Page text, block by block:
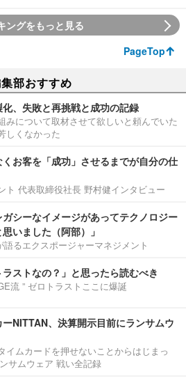
ングをもっと見る
PageTop
部おすすめ
、失敗と再挑戦と成功の記録
みについて取材させて欲しいと頼んでいた
しくなかった
くお客を「成功」させるまでが自分の仕
ト 代表取締役社長 野村健インタビュー
ガシーなイメージがあってテクノロジー
いました（阿部）」
語るエクスポージャーマネジメント
ラストなの？」と思ったら読むべき
流 ” ゼロトラストここに爆誕
NITTAN、決算開示目前にランサムウ
イムカードを押せないことからはじまっ
サムウェア 戦い全記録